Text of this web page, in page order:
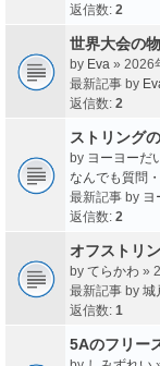
返信数: 2
世界大会の
by Eva » 2026
最新記事 by
返信数: 2
ストリング
by ヨーヨーだ
なんでも質問
最新記事 by ヨ
返信数: 2
オフストリ
by てらかわ »
最新記事 by 城
返信数: 1
5Aのフリー